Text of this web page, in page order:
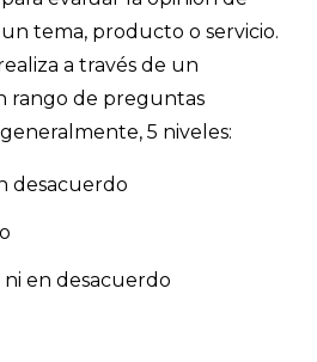
tema, producto o servicio.
a través de un
rango de preguntas
5 niveles:
desacuerdo
en desacuerdo